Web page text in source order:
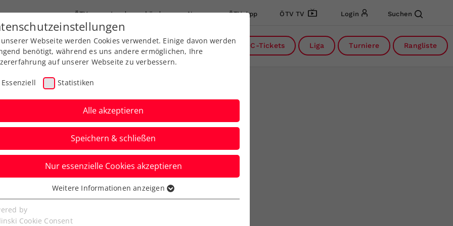
ÖTV Landesverbände News ÖTV App ÖTV TV Login Suchen
Ausbildung Services Über uns DC-Tickets Liga Turniere Rangliste
Team greift nach den
Webseite werden Cookies verwendet. Einige davon werden
benötigt, während es uns andere ermöglichen, Ihre
auf unserer Webseite zu verbessern.
Essenziell Statistiken
Alle akzeptieren
Speichern & schließen
Nur essenzielle Cookies akzeptieren
Cookies werden für grundlegende Funktionen der
benötigt. Dadurch ist gewährleistet, dass die Webseite
Weitere Informationen anzeigen
by
Cookie Consent